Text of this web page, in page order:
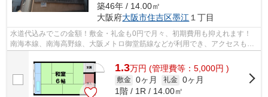
築46年 / 14.00㎡
大阪府大阪市住吉区墨江 １丁目
水道代込みでこの金額！敷金・礼金も0円で月々、初期費用も抑えれます！
南海本線、南海高野線、大阪メトロ御堂筋線などが利用でき、アクセスも便
利です！ ■□■□■□■□■□■□■□■□■□■□■□■□...
1.3万円 (管理費等：5,000円 )
敷金 0ヶ月 礼金 0ヶ月
1階 / 1R / 14.00㎡